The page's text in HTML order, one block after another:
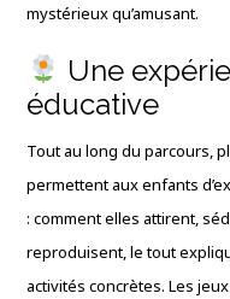
mystérieux qu’amusant.
Une
éducative
Tout au long du parcours,
permettent aux enfants
: comment elles attirent,
reproduisent, le tout
activités concrètes. Les